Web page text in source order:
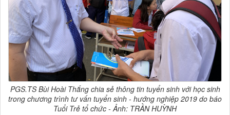
PGS.TS Bùi Hoài Thắng chia sẻ thông tin tuyển sinh với học sinh
trong chương trình tư vấn tuyển sinh - hướng nghiệp 2019 do báo
Tuổi Trẻ tổ chức - Ảnh: TRẦN HUỲNH